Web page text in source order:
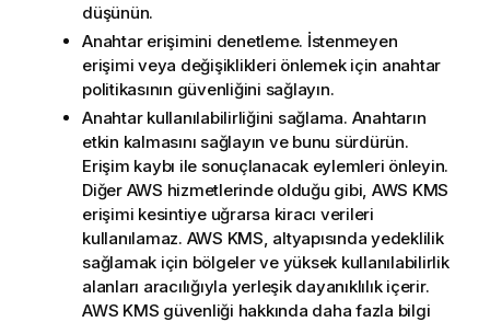
düşünün.
Anahtar erişimini denetleme. İstenmeyen
erişimi veya değişiklikleri önlemek için anahtar
politikasının güvenliğini sağlayın.
Anahtar kullanılabilirliğini sağlama. Anahtarın
etkin kalmasını sağlayın ve bunu sürdürün.
Erişim kaybı ile sonuçlanacak eylemleri önleyin.
Diğer AWS hizmetlerinde olduğu gibi, AWS KMS
erişimi kesintiye uğrarsa kiracı verileri
kullanılamaz. AWS KMS, altyapısında yedeklilik
sağlamak için bölgeler ve yüksek kullanılabilirlik
alanları aracılığıyla yerleşik dayanıklılık içerir.
AWS KMS güvenliği hakkında daha fazla bilgi